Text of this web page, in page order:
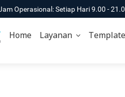
Operasional: Setiap Hari 9.00 -
Home Layanan Template